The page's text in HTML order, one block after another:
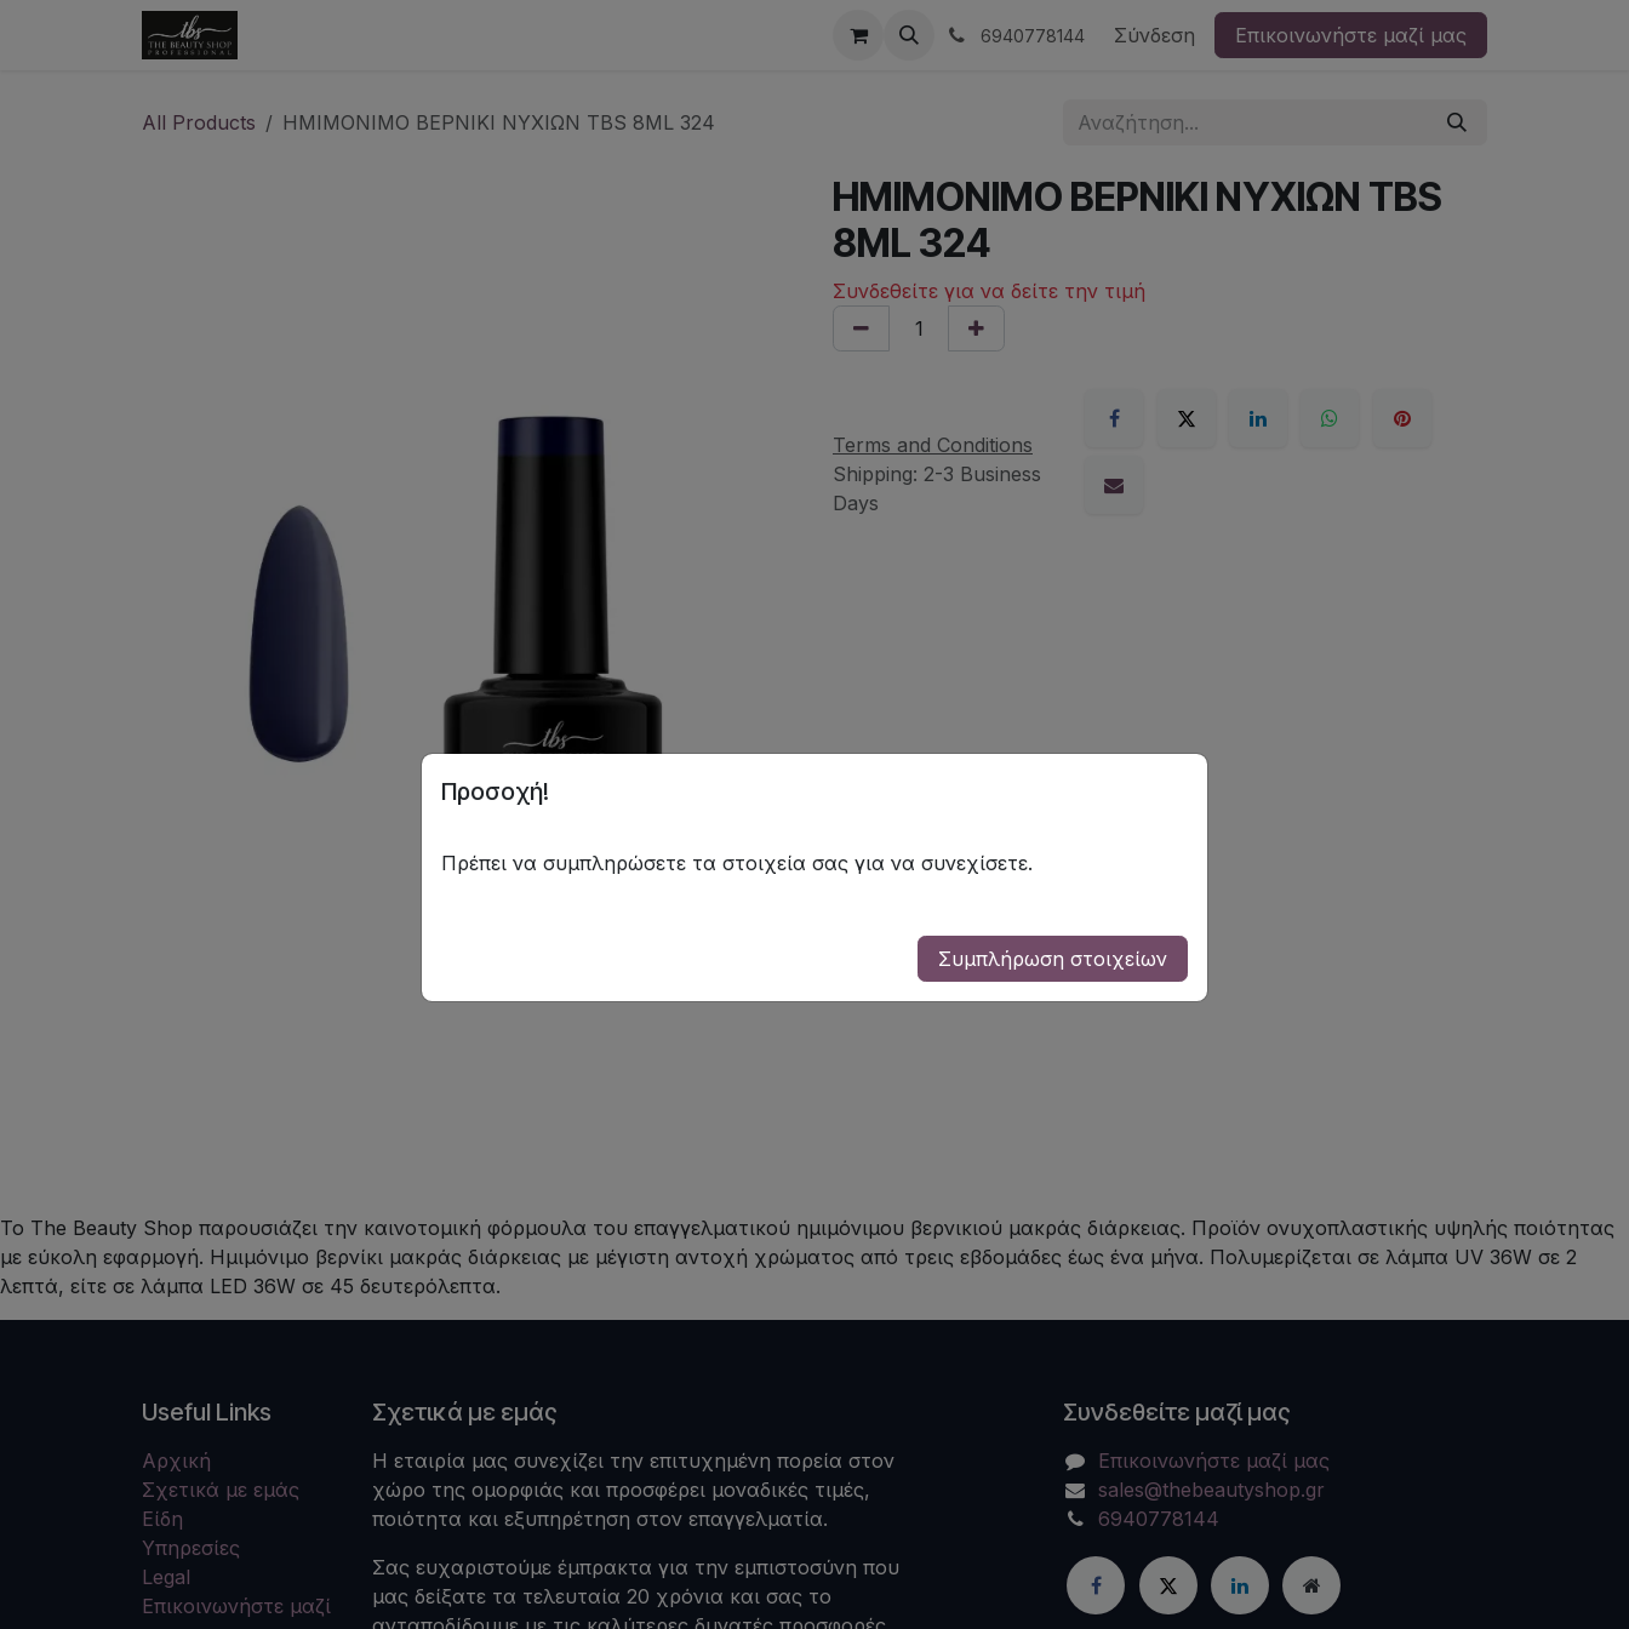
6940778144 Σύνδεση Επικοινωνήστε μαζί μας
All Products ΗΜΙΜΟΝΙΜΟ ΒΕΡΝΙΚΙ ΝΥΧΙΩΝ TBS 8ML 324
ΗΜΙΜΟΝΙΜΟ ΒΕΡΝΙΚΙ ΝΥΧΙΩΝ TBS
8ML 324
Συνδεθείτε για να δείτε την τιμή
Terms and Conditions
Shipping: 2-3 Business
Days
Το The Beauty Shop παρουσιάζει την καινοτομική φόρμουλα του επαγγελματικού ημιμόνιμου βερνικιού μακράς διάρκειας. Προϊόν ονυχοπλαστικής υψηλής ποιότητας
με εύκολη εφαρμογή. Ημιμόνιμο βερνίκι μακράς διάρκειας με μέγιστη αντοχή χρώματος από τρεις εβδομάδες έως ένα μήνα. Πολυμερίζεται σε λάμπα UV 36W σε 2
λεπτά, είτε σε λάμπα LED 36W σε 45 δευτερόλεπτα.
Useful Links
Αρχική
Σχετικά με εμάς
Είδη
Υπηρεσίες
Legal
Επικοινωνήστε μαζί
Σχετικά με εμάς
Η εταιρία μας συνεχίζει την επιτυχημένη πορεία στον
χώρο της ομορφιάς και προσφέρει μοναδικές τιμές,
ποιότητα και εξυπηρέτηση στον επαγγελματία.
Σας ευχαριστούμε έμπρακτα για την εμπιστοσύνη που
μας δείξατε τα τελευταία 20 χρόνια και σας το
Συνδεθείτε μαζί μας
Επικοινωνήστε μαζί μας
sales@thebeautyshop.gr
6940778144
Προσοχή!
Πρέπει να συμπληρώσετε τα στοιχεία σας για να συνεχίσετε.
Συμπλήρωση στοιχείων